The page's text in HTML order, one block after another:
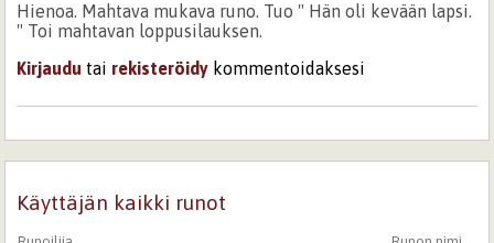
Hienoa. Mahtava mukava runo. Tuo " Hän oli kevään lapsi.
" Toi mahtavan loppusilauksen.
Kirjaudu tai rekisteröidy kommentoidaksesi
minut hiljaiseksi.
Kirjaudu
Käyttäjän kaikki runot